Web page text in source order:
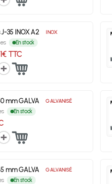
35 INOX A2 INOX
En stock
TTC
mm GALVA GALVANISÉ
En stock
mm GALVA GALVANISÉ
En stock